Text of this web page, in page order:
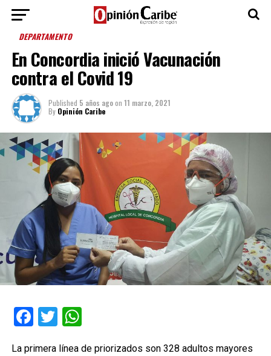
DEPARTAMENTO
En Concordia inició Vacunación
contra el Covid 19
Published 5 años agoon 11 marzo, 2021
By Opinión Caribe
Facebook
TwitterWhatsApp
La primera línea de priorizados son 328 adultos mayores